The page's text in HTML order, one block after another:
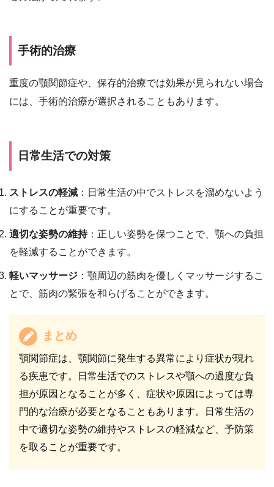
手術的治療
重度の顎関節症や、保存的治療では効果が見られない場合
には、手術的治療が選択されることもあります。
日常生活での対策
ストレスの軽減 ：日常生活の中でストレスを溜めないよう
にすることが重要です。
適切な姿勢の維持：正しい姿勢を保つことで、顎への負担
を軽減することができます。
軽いマッサージ ：顎周辺の筋肉を優しくマッサージするこ
とで、筋肉の緊張を和らげることができます。
まとめ
顎関節症は、顎関節に発生する異常により症状が現れ
る疾患です。日常生活でのストレスや顎への過度な負
担が原因となることが多く、症状や原因によっては専
門的な治療が必要となることもあります。日常生活の
中で適切な姿勢の維持やストレスの軽減など、予防策
を取ることが重要です。